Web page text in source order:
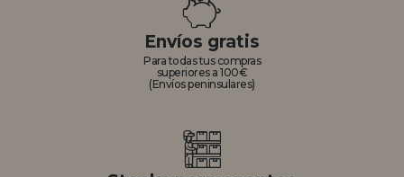
Envíos gratis
Para todas tus compras
superiores a 100€
(Envíos peninsulares)